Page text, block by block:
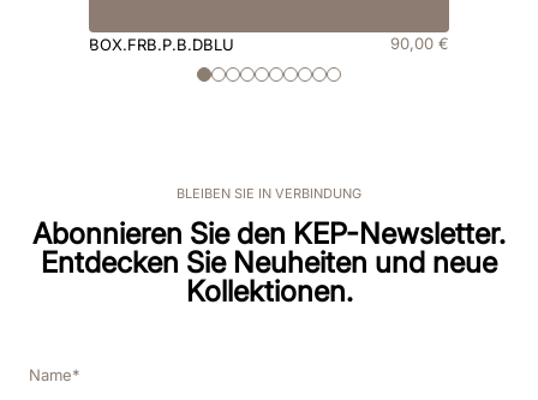
BOX.FRB.P.B.DBLU 90,00 €
BLEIBEN SIE IN VERBINDUNG
Abonnieren Sie den KEP-Newsletter.
Entdecken Sie Neuheiten und neue
Kollektionen.